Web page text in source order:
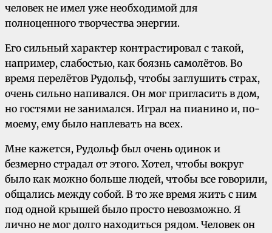
человек не имел уже необходимой для
полноценного творчества энергии.
Его сильный характер контрастировал с такой,
например, слабостью, как боязнь самолётов. Во
время перелётов Рудольф, чтобы заглушить страх,
очень сильно напивался. Он мог пригласить в дом,
но гостями не занимался. Играл на пианино и, по-
моему, ему было наплевать на всех.
Мне кажется, Рудольф был очень одинок и
безмерно страдал от этого. Хотел, чтобы вокруг
было как можно больше людей, чтобы все говорили,
общались между собой. В то же время жить с ним
под одной крышей было просто невозможно. Я
лично не мог долго находиться рядом. Человек он